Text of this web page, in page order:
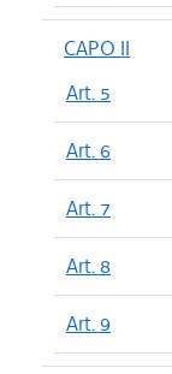
CAPO II
Art. 5
Art. 6
Art. 7
Art. 8
Art. 9